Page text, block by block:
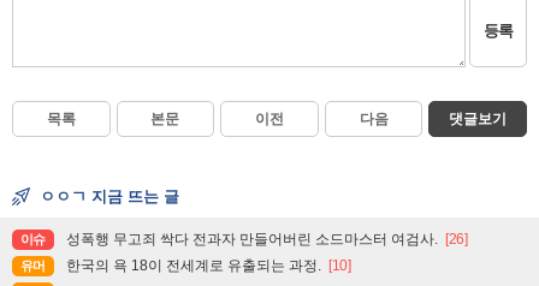
등록
목록 본문 이전 다음 댓글보기
ㅇㅇㄱ 지금 뜨는 글
이슈 성폭행 무고죄 싹다 전과자 만들어버린 소드마스터 여검사. [26]
유머 한국의 욕 18이 전세계로 유출되는 과정. [10]